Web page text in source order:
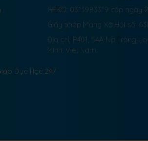
GPKD: 0313983319 cấp ngày
Giấy phép Mạng Xã Hội số:
Địa chỉ: P401, 54A Nơ Trang
Minh, Việt Nam.
Dục Học 247